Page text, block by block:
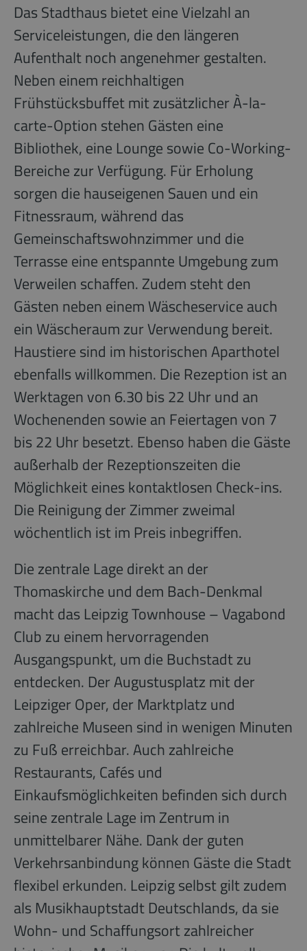
Das Stadthaus bietet eine Vielzahl an
Serviceleistungen, die den längeren
Aufenthalt noch angenehmer gestalten.
Neben einem reichhaltigen
Frühstücksbuffet mit zusätzlicher À-la-
carte-Option stehen Gästen eine
Bibliothek, eine Lounge sowie Co-Working-
Bereiche zur Verfügung. Für Erholung
sorgen die hauseigenen Sauen und ein
Fitnessraum, während das
Gemeinschaftswohnzimmer und die
Terrasse eine entspannte Umgebung zum
Verweilen schaffen. Zudem steht den
Gästen neben einem Wäscheservice auch
ein Wäscheraum zur Verwendung bereit.
Haustiere sind im historischen Aparthotel
ebenfalls willkommen. Die Rezeption ist an
Werktagen von 6.30 bis 22 Uhr und an
Wochenenden sowie an Feiertagen von 7
bis 22 Uhr besetzt. Ebenso haben die Gäste
außerhalb der Rezeptionszeiten die
Möglichkeit eines kontaktlosen Check-ins.
Die Reinigung der Zimmer zweimal
wöchentlich ist im Preis inbegriffen.
Die zentrale Lage direkt an der
Thomaskirche und dem Bach-Denkmal
macht das Leipzig Townhouse – Vagabond
Club zu einem hervorragenden
Ausgangspunkt, um die Buchstadt zu
entdecken. Der Augustusplatz mit der
Leipziger Oper, der Marktplatz und
zahlreiche Museen sind in wenigen Minuten
zu Fuß erreichbar. Auch zahlreiche
Restaurants, Cafés und
Einkaufsmöglichkeiten befinden sich durch
seine zentrale Lage im Zentrum in
unmittelbarer Nähe. Dank der guten
Verkehrsanbindung können Gäste die Stadt
flexibel erkunden. Leipzig selbst gilt zudem
als Musikhauptstadt Deutschlands, da sie
Wohn- und Schaffungsort zahlreicher